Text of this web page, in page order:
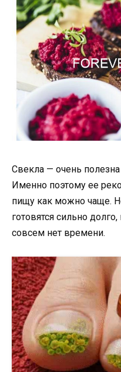
Свекла — очень
Именно поэтому ее
пищу как можно чаще.
готовятся сильно
совсем нет времени.